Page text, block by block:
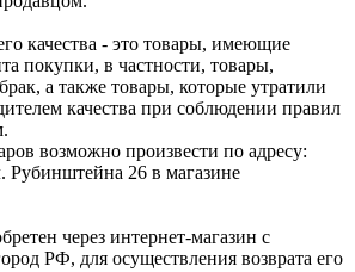
качества - это товары, имеющие
покупки, в частности, товары,
а также товары, которые утратили
качества при соблюдении правил
возможно произвести по адресу:
Рубинштейна 26 в магазине
через интернет-магазин с
РФ, для осуществления возврата его